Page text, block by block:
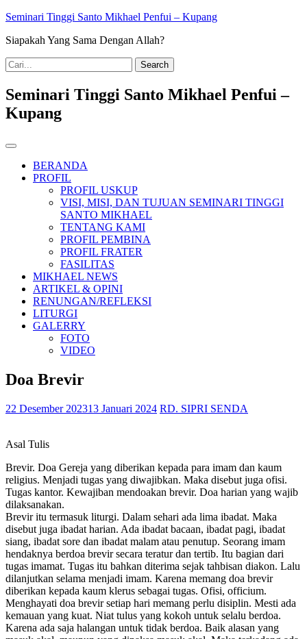
Skip
content
Seminari Tinggi Santo Mikhael Penfui – Kupang
Siapakah Yang Sama Dengan Allah?
Search
for:
Seminari Tinggi Santo Mikhael Penfui –
Kupang
BERANDA
PROFIL
PROFIL USKUP
VISI, MISI, DAN TUJUAN SEMINARI TINGGI
SANTO MIKHAEL
TENTANG KAMI
PROFIL PEMBINA
PROFIL FRATER
FASILITAS
MIKHAEL NEWS
ARTIKEL & OPINI
RENUNGAN/REFLEKSI
LITURGI
GALERRY
FOTO
VIDEO
Doa Brevir
22 Desember 202313 Januari 2024 RD. SIPRI SENDA
Asal Tulis
Brevir. Doa Gereja yang diberikan kepada para imam dan kaum
religius. Menjadi tugas yang diwajibkan. Maka disebut juga ofisi.
Tugas kantor. Kewajiban mendoakan brevir. Doa harian yang wajib
dilaksanakan.
Brevir itu termasuk liturgi. Dalam sehari ada lima ibadat. Maka
disebut juga ibadat harian. Ada ibadat bacaan, ibadat pagi, ibadat
siang, ibadat sore dan ibadat malam atau penutup. Seorang imam
hendaknya berdoa brevir secara teratur dan tertib. Itu bagian dari
tugas imamat. Tugas itu bahkan diterima sejak tahbisan diakon. Lalu
dilanjutkan selama menjadi imam. Karena memang doa brevir
diberikan kepada kaum klerus sebagai tugas. Ofisi, officium.
Menghayati doa brevir setiap hari memang perlu disiplin. Mesti ada
kemauan yang kuat. Niat tulus yang kokoh untuk selalu berdoa.
Karena ada saja halangan untuk tidak berdoa. Baik alasan yang